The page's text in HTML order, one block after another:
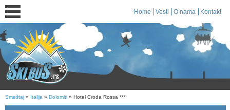
Home Vesti O nama Kontakt
Smeštaj » Italija » Dolomiti » Hotel Croda Rossa ***